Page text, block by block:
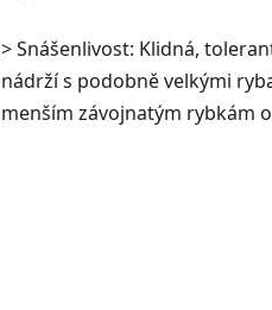
> Snášenlivost: Klidná,
nádrží s podobně velkými
menším závojnatým rybkám